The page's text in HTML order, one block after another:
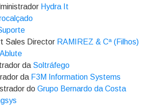
Hydra It
Sales Director RAMIREZ & Cª (Filhos)
Ablute
da Soltráfego
da F3M Information Systems
do Grupo Bernardo da Costa